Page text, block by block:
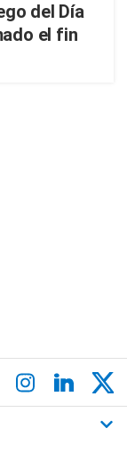
del Día
el fin